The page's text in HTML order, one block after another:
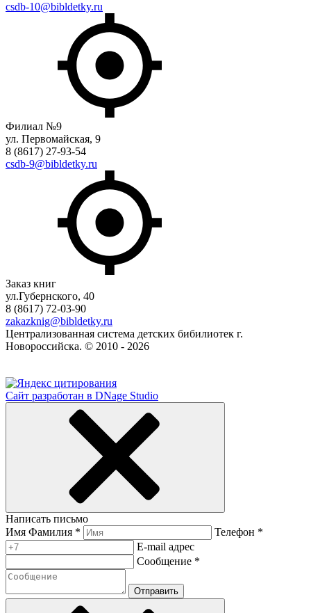
csdb-10@bibldetky.ru
Филиал №9
ул. Первомайская, 9
8 (8617) 27-93-54
csdb-9@bibldetky.ru
Заказ книг
ул.Губернского, 40
8 (8617) 72-03-90
zakazknig@bibldetky.ru
Централизованная система детских бибилиотек г.
Новороссийска. © 2010 - 2026
Сайт разработан в DNage Studio
Написать письмо
Имя Фамилия *
Телефон *
E-mail адрес
Сообщение *
Отправить